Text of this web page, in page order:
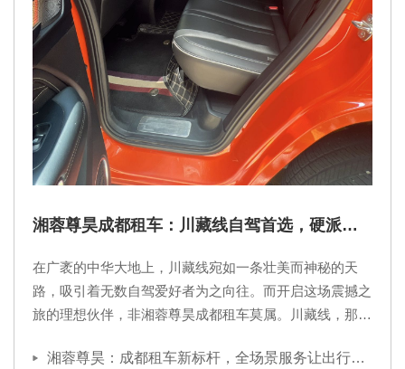
湘蓉尊昊成都租车：川藏线自驾首选，硬派越
在广袤的中华大地上，川藏线宛如一条壮美而神秘的天
路，吸引着无数自驾爱好者为之向往。而开启这场震撼之
旅的理想伙伴，非湘蓉尊昊成都租车莫属。川藏线，那是
草原，途径壮丽冰川，邂逅神圣湖泊，每一处风景都能让
湘蓉尊昊：成都租车新标杆，全场景服务让出行更省心